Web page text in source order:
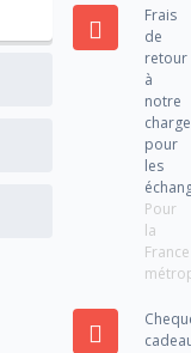
Frais
de
retour
à
notre
charge
pour
les
Pour
la
France